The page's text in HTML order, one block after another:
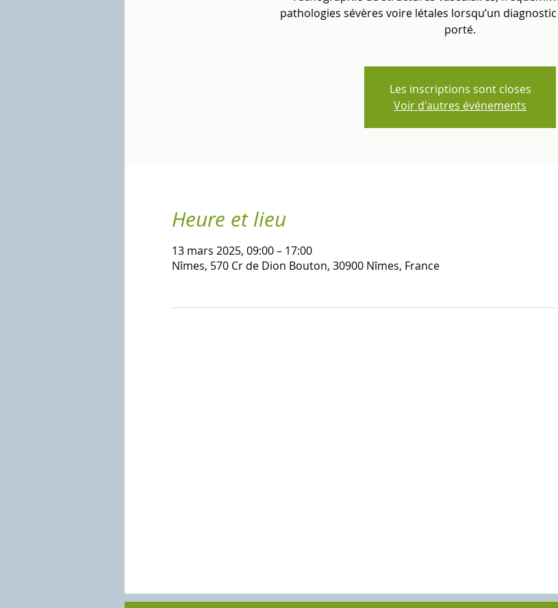
pathologies sévères voire létales lorsqu’un diagnostic
porté.
Les inscriptions sont closes
Voir d'autres événements
Heure et lieu
13 mars 2025, 09:00 – 17:00
Nîmes, 570 Cr de Dion Bouton, 30900 Nîmes, France